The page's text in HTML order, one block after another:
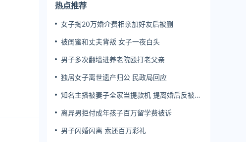
热点推荐
女子掏20万婚介费相亲加好友后被删
被闺蜜和丈夫背叛 女子一夜白头
男子多次翻墙进养老院殴打老父亲
独居女子离世遗产归公 民政局回应
知名主播被妻子全家当提款机 提离婚后反被对
离异男拒付成年孩子百万留学费被诉
男子闪婚闪离 索还百万彩礼